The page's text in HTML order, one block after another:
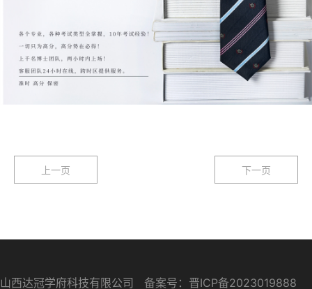
上一页 下一页
山西达冠学府科技有限公司 备案号： 晋ICP备2023019888